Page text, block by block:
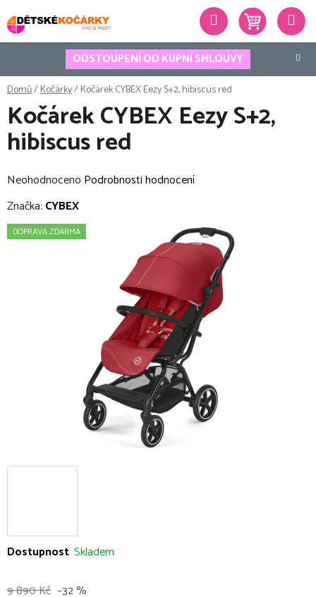
na
obsah
ODSTOUPENÍ OD KUPNÍ SMLOUVY
Hledat
Domů/Kočárky/Kočárek CYBEX Eezy S+2, hibiscus red
Dostupnost Skladem
9 890 Kč –32 %
Kočárek CYBEX Eezy S+2,
hibiscus red
Průměrné
hodnocení
je
Neohodnoceno Podrobnosti hodnocení
Značka: CYBEX
DOPRAVA ZDARMA